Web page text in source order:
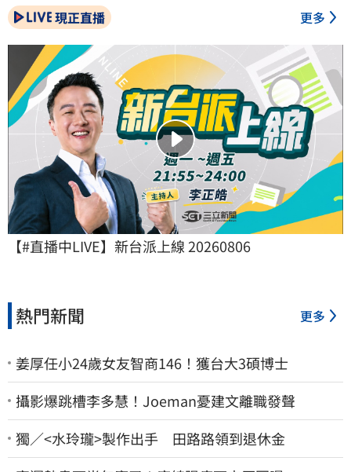
現正直播 更多
【#直播中LIVE】新台派上線 20260806
熱門新聞 更多
姜厚任小24歲女友智商146！獲台大3碩博士
攝影爆跳槽李多慧！Joeman憂建文離職發聲
獨／<水玲瓏>製作出手 田路路領到退休金